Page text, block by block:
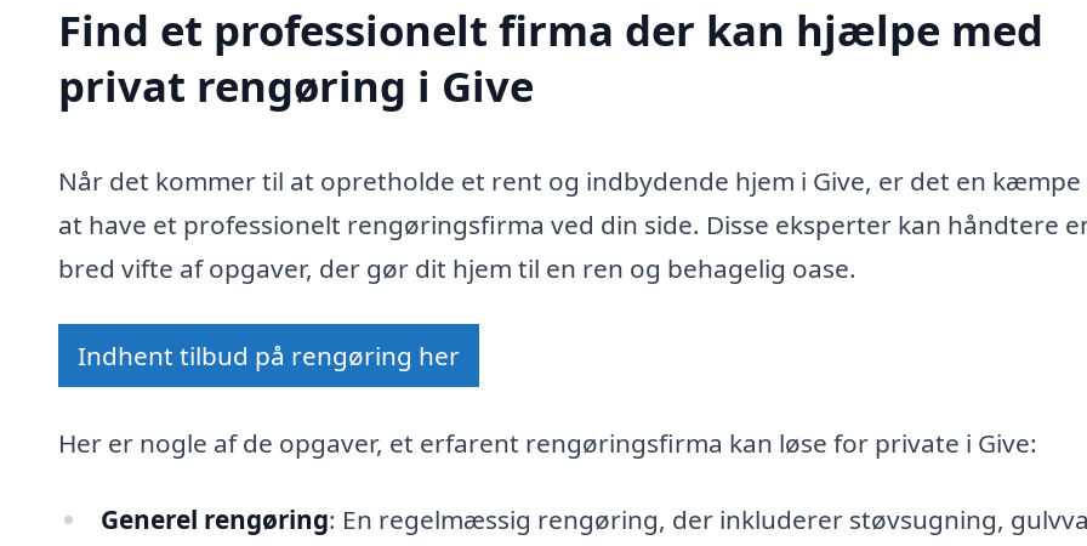
Find et professionelt firma der kan hjælpe med
privat rengøring i Give
Når det kommer til at opretholde et rent og indbydende hjem i Give, er det en
at have et professionelt rengøringsfirma ved din side. Disse eksperter kan håndtere
bred vifte af opgaver, der gør dit hjem til en ren og behagelig oase.
Indhent tilbud på rengøring her
Her er nogle af de opgaver, et erfarent rengøringsfirma kan løse for private i Give:
Generel rengøring: En regelmæssig rengøring, der inkluderer støvsugning,